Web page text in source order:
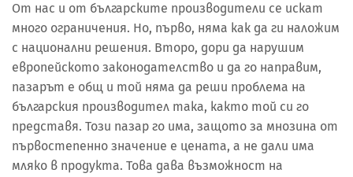
От нас и от българските производители се искат
много ограничения. Но, първо, няма как да ги наложим
с национални решения. Второ, дори да нарушим
европейското законодателство и да го направим,
пазарът е общ и той няма да реши проблема на
българския производител така, както той си го
представя. Този пазар го има, защото за мнозина от
първостепенно значение е цената, а не дали има
мляко в продукта. Това дава възможност на